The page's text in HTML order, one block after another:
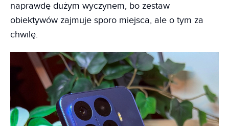
naprawdę dużym wyczynem, bo zestaw
obiektywów zajmuje sporo miejsca, ale o tym za
chwilę.